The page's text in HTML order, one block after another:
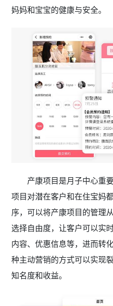
妈妈和宝宝的健康与安全。
产康项目是月子中心重
项目对潜在客户和在住宝妈
序，可以将产康项目的管理
选择自由度，让客户可以实
内容、优惠信息等，进而转
种主动营销的方式可以实现
知名度和收益。